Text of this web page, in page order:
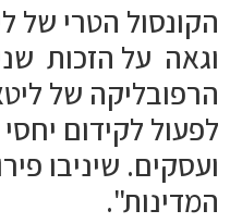
הטרי של
על הזכות
של ליטא
לקידום יחסי
שיניבו